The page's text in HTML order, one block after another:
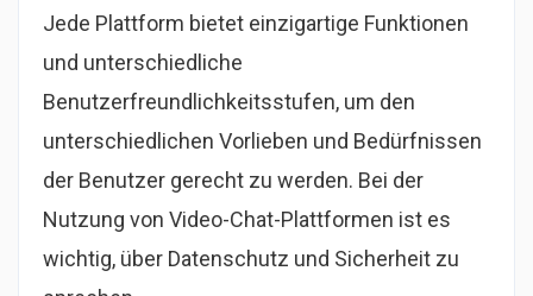
Jede Plattform bietet einzigartige Funktionen
und unterschiedliche
Benutzerfreundlichkeitsstufen, um den
unterschiedlichen Vorlieben und Bedürfnissen
der Benutzer gerecht zu werden. Bei der
Nutzung von Video-Chat-Plattformen ist es
wichtig, über Datenschutz und Sicherheit zu